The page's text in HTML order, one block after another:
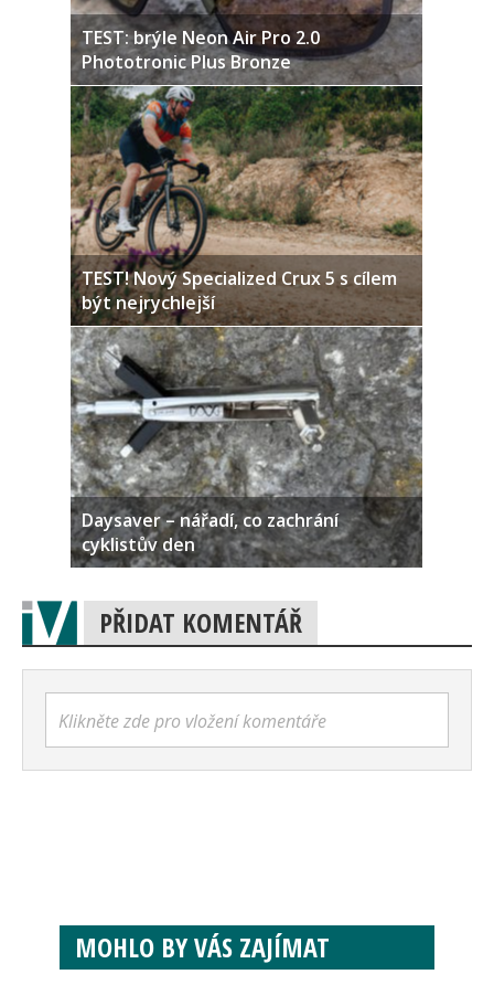
TEST: brýle Neon Air Pro 2.0
Phototronic Plus Bronze
TEST! Nový Specialized Crux 5 s cílem
být nejrychlejší
Daysaver – nářadí, co zachrání
cyklistův den
PŘIDAT KOMENTÁŘ
Klikněte zde pro vložení komentáře
MOHLO BY VÁS ZAJÍMAT